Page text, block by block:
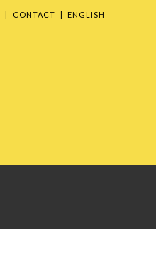
ENGLISH
| CONTACT |